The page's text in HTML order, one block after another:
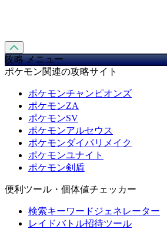
攻略 メニュー
ポケモン関連の攻略サイト
ポケモンチャンピオンズ
ポケモンZA
ポケモンSV
ポケモンアルセウス
ポケモンダイパリメイク
ポケモンユナイト
ポケモン剣盾
便利ツール・個体値チェッカー
検索キーワードジェネレーター
レイドバトル招待ツール